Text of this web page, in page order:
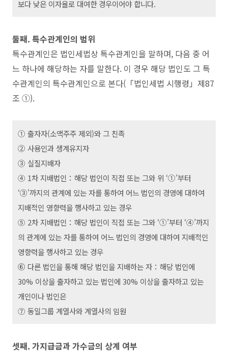
보다 낮은 이자율로 대여한 경우이어야 합니다.
둘째. 특수관계인의 범위
특수관계인은 법인세법상 특수관계인을 말하며, 다음 중 어
느 하나에 해당하는 자를 말한다. 이 경우 해당 법인도 그 특
수관계인의 특수관계인으로 본다(「법인세법 시행령」제87
조 ①).
① 출자자(소액주주 제외)와 그 친족
② 사용인과 생계유지자
③ 실질지배자
④ 1차 지배법인：해당 법인이 직접 또는 그와 위 ‘①’부터
‘③’까지의 관계에 있는 자를 통하여 어느 법인의 경영에 대하여
지배적인 영향력을 행사하고 있는 경우
⑤ 2차 지배법인：해당 법인이 직접 또는 그와 ‘①’부터 ‘④’까지
의 관계에 있는 자를 통하여 어느 법인의 경영에 대하여 지배적인
영향력을 행사하고 있는 경우
⑥ 다른 법인을 통해 해당 법인을 지배하는 자：해당 법인에
30% 이상을 출자하고 있는 법인에 30% 이상을 출자하고 있는
개인이나 법인은
⑦ 동일그룹 계열사와 계열사의 임원
셋째. 가지급금과 가수금의 상계 여부